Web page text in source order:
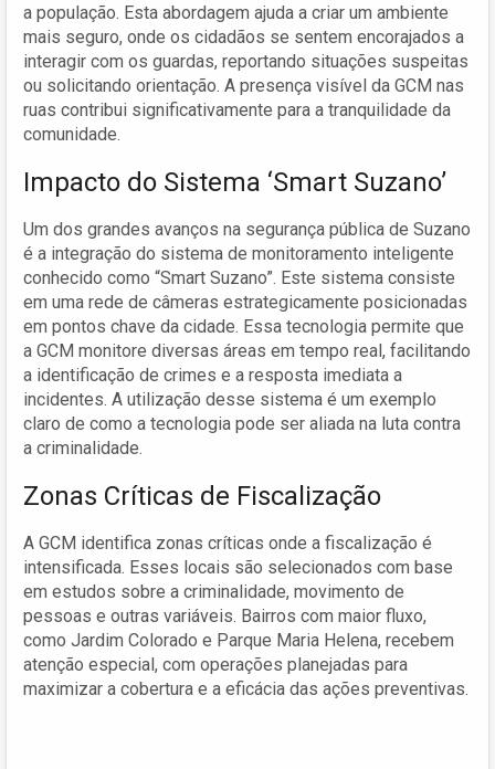
a população. Esta abordagem ajuda a criar um ambiente
mais seguro, onde os cidadãos se sentem encorajados a
interagir com os guardas, reportando situações suspeitas
ou solicitando orientação. A presença visível da GCM nas
ruas contribui significativamente para a tranquilidade da
comunidade.
Impacto do Sistema ‘Smart Suzano’
Um dos grandes avanços na segurança pública de Suzano
é a integração do sistema de monitoramento inteligente
conhecido como “Smart Suzano”. Este sistema consiste
em uma rede de câmeras estrategicamente posicionadas
em pontos chave da cidade. Essa tecnologia permite que
a GCM monitore diversas áreas em tempo real, facilitando
a identificação de crimes e a resposta imediata a
incidentes. A utilização desse sistema é um exemplo
claro de como a tecnologia pode ser aliada na luta contra
a criminalidade.
Zonas Críticas de Fiscalização
A GCM identifica zonas críticas onde a fiscalização é
intensificada. Esses locais são selecionados com base
em estudos sobre a criminalidade, movimento de
pessoas e outras variáveis. Bairros com maior fluxo,
como Jardim Colorado e Parque Maria Helena, recebem
atenção especial, com operações planejadas para
maximizar a cobertura e a eficácia das ações preventivas.